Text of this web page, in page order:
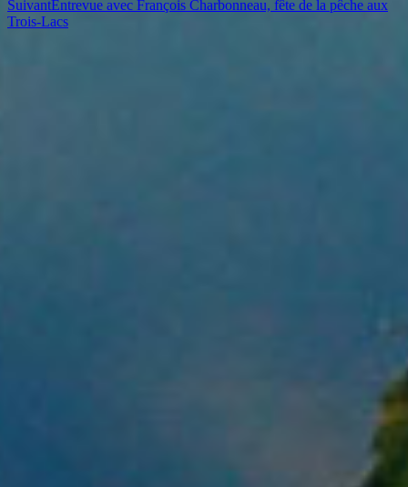
SuivantEntrevue avec François Charbonneau, fête de la pêche aux
Trois-Lacs